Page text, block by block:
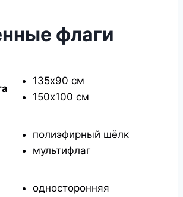
флаги
135х90 см
150х100 см
полиэфирный шёлк
мультифлаг
односторонняя